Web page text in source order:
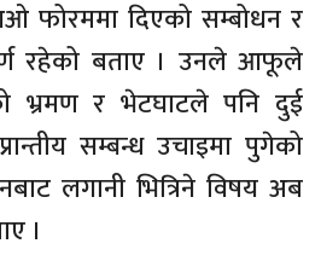
दिएको सम्बोधन र
रहेको बताए । उनले आफूले
भ्रमण र भेटघाटले पनि दुई
सम्बन्ध उचाइमा पुगेको
लगानी भित्रिने विषय अब
।